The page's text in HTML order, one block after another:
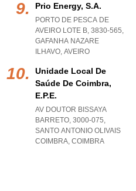
Prio Energy, S.a.
PORTO DE PESCA DE
AVEIRO LOTE B, 3830-565,
GAFANHA NAZARE
ILHAVO, AVEIRO
Unidade Local De
Saúde De Coimbra,
E.p.e.
AV DOUTOR BISSAYA
BARRETO, 3000-075,
SANTO ANTONIO OLIVAIS
COIMBRA, COIMBRA